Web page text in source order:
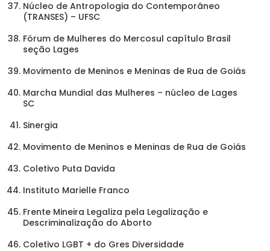
Núcleo de Antropologia do Contemporâneo
(TRANSES) – UFSC
Fórum de Mulheres do Mercosul capítulo Brasil
seção Lages
Movimento de Meninos e Meninas de Rua de Goiás
Marcha Mundial das Mulheres – núcleo de Lages
SC
Sinergia
Movimento de Meninos e Meninas de Rua de Goiás
Coletivo Puta Davida
Instituto Marielle Franco
Frente Mineira Legaliza pela Legalização e
Descriminalização do Aborto
Coletivo LGBT + do Gres Diversidade